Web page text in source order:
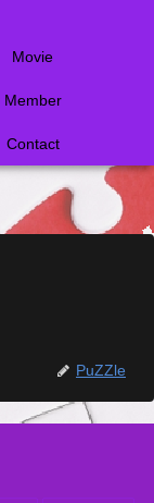
Movie
Member
Contact
PuZZle